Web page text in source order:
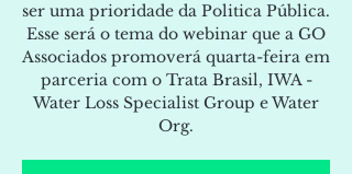
ser uma prioridade da Politica Pública.
Esse será o tema do webinar que a GO
Associados promoverá quarta-feira em
parceria com o Trata Brasil, IWA -
Water Loss Specialist Group e Water
Org.